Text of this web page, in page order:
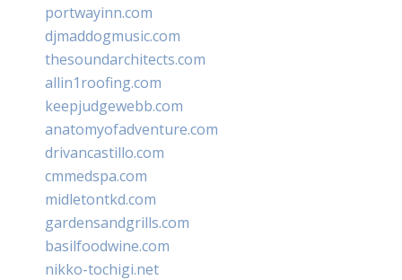
portwayinn.com
djmaddogmusic.com
thesoundarchitects.com
allin1roofing.com
keepjudgewebb.com
anatomyofadventure.com
drivancastillo.com
cmmedspa.com
midletontkd.com
gardensandgrills.com
basilfoodwine.com
nikko-tochigi.net